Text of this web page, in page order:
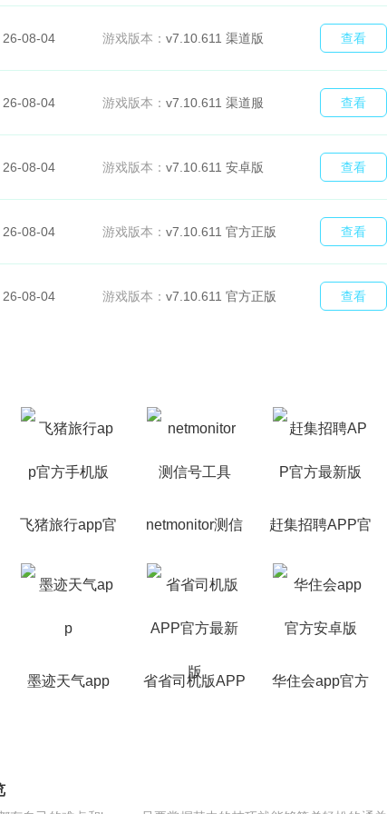
26-08-04 游戏版本： v7.10.611 渠道版 查看
26-08-04 游戏版本： v7.10.611 渠道服 查看
26-08-04 游戏版本： v7.10.611 安卓版 查看
26-08-04 游戏版本： v7.10.611 官方正版 查看
26-08-04 游戏版本： v7.10.611 官方正版 查看
飞猪旅行app官 netmonitor测信 赶集招聘APP官
墨迹天气app 省省司机版APP 华住会app官方